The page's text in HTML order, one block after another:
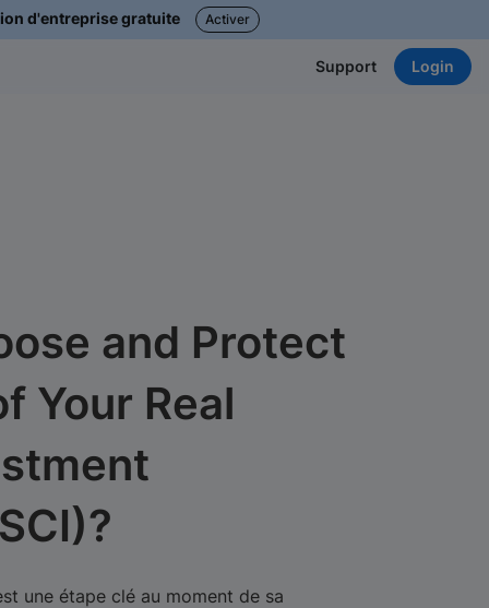
d'entreprise gratuite Activer
Support Login
and Protect
Your Real
une étape clé au moment de sa